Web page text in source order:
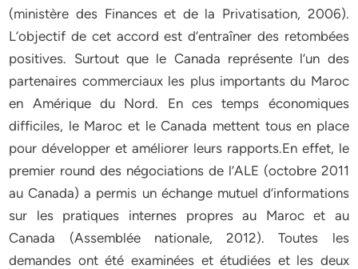
(ministère des Finances et de la Privatisation, 2006).
L’objectif de cet accord est d’entraîner des retombées
positives. Surtout que le Canada représente l’un des
partenaires commerciaux les plus importants du Maroc
en Amérique du Nord. En ces temps économiques
difficiles, le Maroc et le Canada mettent tous en place
pour développer et améliorer leurs rapports.En effet, le
premier round des négociations de l’ALE (octobre 2011
au Canada) a permis un échange mutuel d’informations
sur les pratiques internes propres au Maroc et au
Canada (Assemblée nationale, 2012). Toutes les
demandes ont été examinées et étudiées et les deux